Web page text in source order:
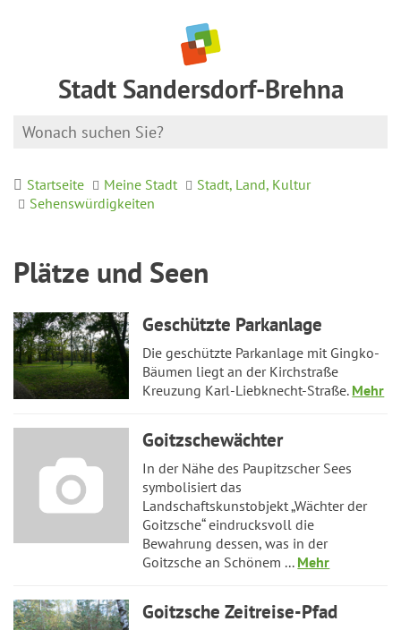
Stadt Sandersdorf-Brehna
Startseite Meine Stadt
Stadt, Land, Kultur
Sehenswürdigkeiten
Plätze und Seen
Geschützte Parkanlage
Die geschützte Parkanlage mit Gingko-
Bäumen liegt an der Kirchstraße
Kreuzung Karl-Liebknecht-Straße. Mehr
Goitzschewächter
In der Nähe des Paupitzscher Sees
symbolisiert das
Landschaftskunstobjekt „Wächter der
Goitzsche“ eindrucksvoll die
Bewahrung dessen, was in der
Goitzsche an Schönem ... Mehr
Goitzsche Zeitreise-Pfad